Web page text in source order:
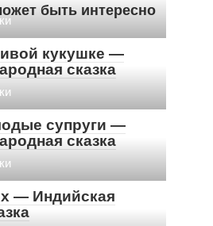
быть интересно
кукушке —
сказка
супруги —
сказка
— Индийская